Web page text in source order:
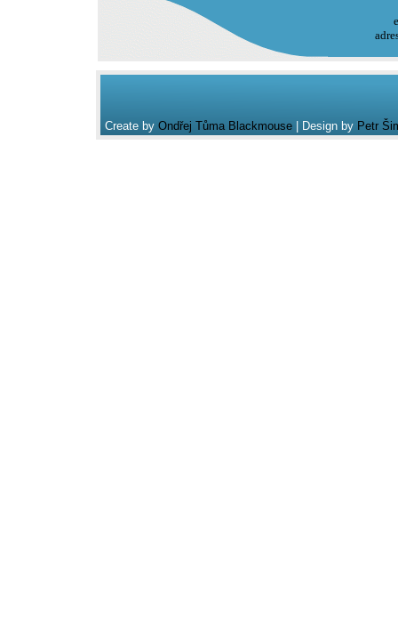
Create by Ondřej Tůma Blackmouse| Design by Petr